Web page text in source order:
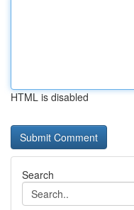
HTML is disabled
Search